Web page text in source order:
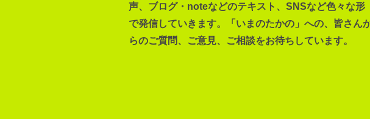
声、ブログ・noteなどのテキスト、SNSなど色々な形
で発信していきます。「いまのたかの」への、皆さん
らのご質問、ご意見、ご相談をお待ちしています。